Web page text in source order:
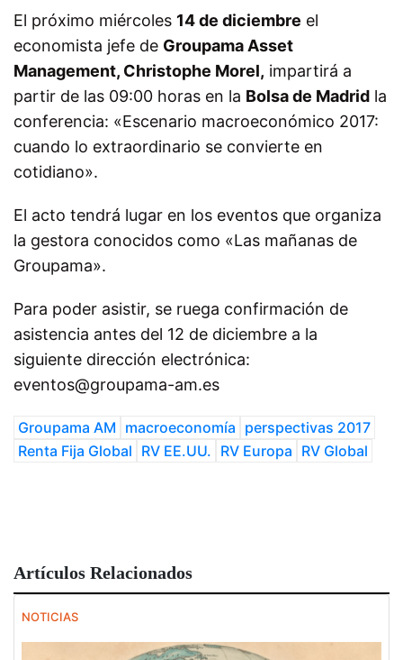
El próximo miércoles 14 de diciembre el
economista jefe de Groupama Asset
Management, Christophe Morel, impartirá a
partir de las 09:00 horas en la Bolsa de Madrid la
conferencia: «Escenario macroeconómico 2017:
cuando lo extraordinario se convierte en
cotidiano».
El acto tendrá lugar en los eventos que organiza
la gestora conocidos como «Las mañanas de
Groupama».
Para poder asistir, se ruega confirmación de
asistencia antes del 12 de diciembre a la
siguiente dirección electrónica:
eventos@groupama-am.es
Groupama AM macroeconomía perspectivas 2017
Renta Fija Global RV EE.UU. RV Europa RV Global
Artículos Relacionados
NOTICIAS